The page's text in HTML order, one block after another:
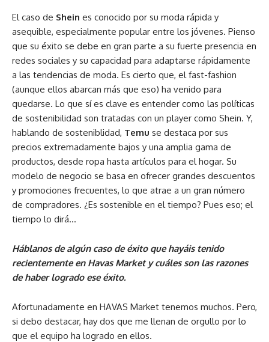
El caso de Shein es conocido por su moda rápida y
asequible, especialmente popular entre los jóvenes. Pienso
que su éxito se debe en gran parte a su fuerte presencia en
redes sociales y su capacidad para adaptarse rápidamente
a las tendencias de moda. Es cierto que, el fast-fashion
(aunque ellos abarcan más que eso) ha venido para
quedarse. Lo que sí es clave es entender como las políticas
de sostenibilidad son tratadas con un player como Shein. Y,
hablando de sosteniblidad, Temu se destaca por sus
precios extremadamente bajos y una amplia gama de
productos, desde ropa hasta artículos para el hogar. Su
modelo de negocio se basa en ofrecer grandes descuentos
y promociones frecuentes, lo que atrae a un gran número
de compradores. ¿Es sostenible en el tiempo? Pues eso; el
tiempo lo dirá…
Háblanos de algún caso de éxito que hayáis tenido
recientemente en Havas Market y cuáles son las razones
de haber logrado ese éxito.
Afortunadamente en HAVAS Market tenemos muchos. Pero,
si debo destacar, hay dos que me llenan de orgullo por lo
que el equipo ha logrado en ellos.